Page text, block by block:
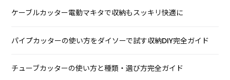
ケーブルカッター電動マキタで収納もスッキリ快適に
パイプカッターの使い方をダイソーで試す収納DIY完全ガイド
チューブカッターの使い方と種類・選び方完全ガイド